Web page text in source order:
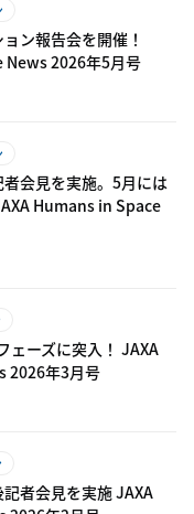
ン報告会を開催！
2026年5月号
会見を実施。5月には
Humans in Space
ェーズに突入！ JAXA
2026年3月号
者会見を実施 JAXA